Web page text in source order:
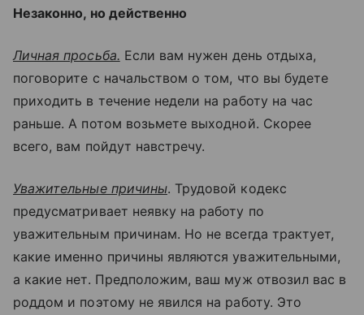
Незаконно, но действенно
Личная просьба. Если вам нужен день отдыха,
поговорите с начальством о том, что вы будете
приходить в течение недели на работу на час
раньше. А потом возьмете выходной. Скорее
всего, вам пойдут навстречу.
Уважительные причины. Трудовой кодекс
предусматривает неявку на работу по
уважительным причинам. Но не всегда трактует,
какие именно причины являются уважительными,
а какие нет. Предположим, ваш муж отвозил вас в
роддом и поэтому не явился на работу. Это